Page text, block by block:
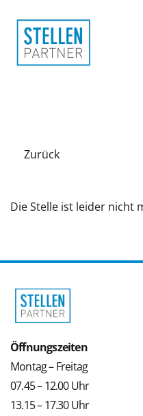
Zurück
Die Stelle ist leider nicht
Öffnungszeiten
Montag – Freitag
07.45 – 12.00 Uhr
13.15 – 17.30 Uhr